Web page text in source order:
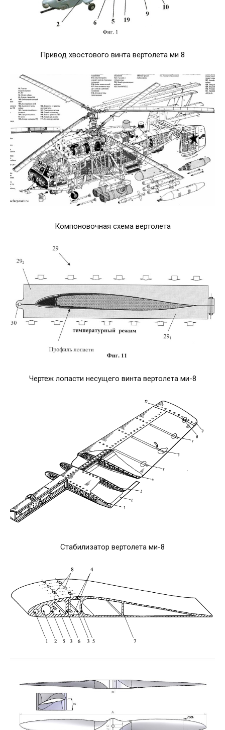
Привод хвостового винта вертолета ми 8
Компоновочная схема вертолета
Чертеж лопасти несущего винта вертолета ми-8
Стабилизатор вертолета ми-8